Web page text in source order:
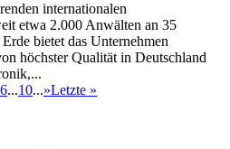
internationalen
etwa 2.000 Anwälten an 35
bietet das Unternehmen
höchster Qualität in Deutschland
6...10...»Letzte »